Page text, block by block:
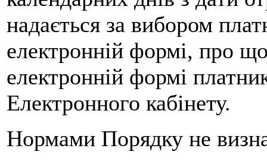
надається за вибором
електронній формі, про
електронній формі
Електронного кабінету.
Нормами Порядку не